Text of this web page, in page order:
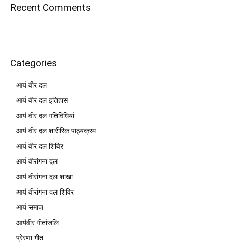
Recent Comments
Categories
आर्य वीर दल
आर्य वीर दल इतिहास
आर्य वीर दल गतिविधियां
आर्य वीर दल शारीरिक पाठ्यक्रम
आर्य वीर दल शिविर
आर्य वीरांगना दल
आर्य वीरांगना दल शाखा
आर्य वीरांगना दल शिविर
आर्य समाज
आर्यवीर गीतांजलि
प्रेरणा गीत